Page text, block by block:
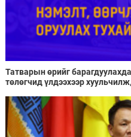
Татварын өрийг
төлөгчид үлдээхээр